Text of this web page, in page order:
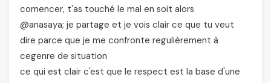
comencer, t'as touché le mal en soit alors
@anasaya; je partage et je vois clair ce que tu veut
dire parce que je me confronte regulièrement à
cegenre de situation
ce qui est clair c'est que le respect est la base d'une